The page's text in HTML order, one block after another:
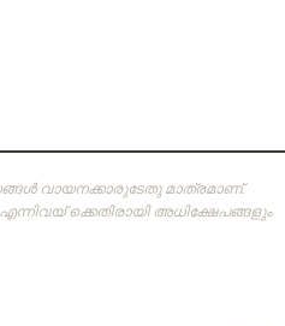
വായനക്കാരുടേതു മാത്രമാണ്‌.
ക്കെതിരായി അധിക്ഷേപങ്ങളും